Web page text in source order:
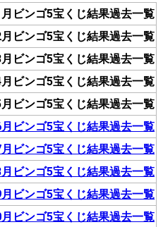
ビンゴ5宝くじ結果過去一覧
ビンゴ5宝くじ結果過去一覧
ビンゴ5宝くじ結果過去一覧
ビンゴ5宝くじ結果過去一覧
ビンゴ5宝くじ結果過去一覧
ビンゴ5宝くじ結果過去一覧
ビンゴ5宝くじ結果過去一覧
ビンゴ5宝くじ結果過去一覧
ビンゴ5宝くじ結果過去一覧
ビンゴ5宝くじ結果過去一覧